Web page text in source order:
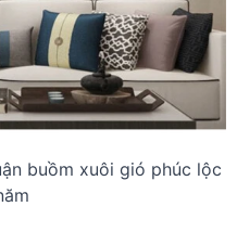
buồm xuôi gió phúc lộc